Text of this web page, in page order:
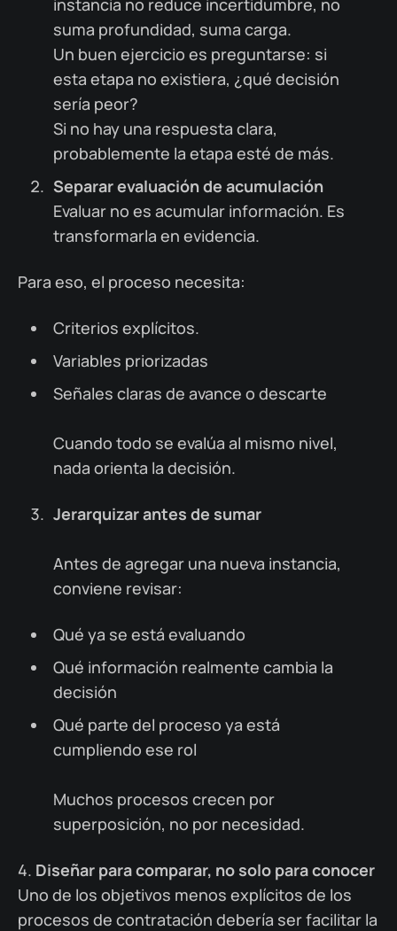
instancia no reduce incertidumbre, no
suma profundidad, suma carga.
Un buen ejercicio es preguntarse: si
esta etapa no existiera, ¿qué decisión
sería peor?
Si no hay una respuesta clara,
probablemente la etapa esté de más.
Separar evaluación de acumulación
Evaluar no es acumular información. Es
transformarla en evidencia.
Para eso, el proceso necesita:
Criterios explícitos.
Variables priorizadas
Señales claras de avance o descarte
Cuando todo se evalúa al mismo nivel,
nada orienta la decisión.
Jerarquizar antes de sumar
Antes de agregar una nueva instancia,
conviene revisar:
Qué ya se está evaluando
Qué información realmente cambia la
decisión
Qué parte del proceso ya está
cumpliendo ese rol
Muchos procesos crecen por
superposición, no por necesidad.
4. Diseñar para comparar, no solo para conocer
Uno de los objetivos menos explícitos de los
procesos de contratación debería ser facilitar la